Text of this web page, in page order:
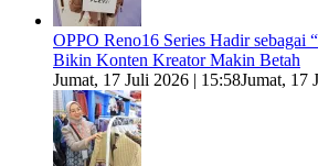
OPPO Reno16 Series Hadir sebagai
Bikin Konten Kreator Makin Betah
Jumat, 17 Juli 2026 | 15:58Jumat, 17